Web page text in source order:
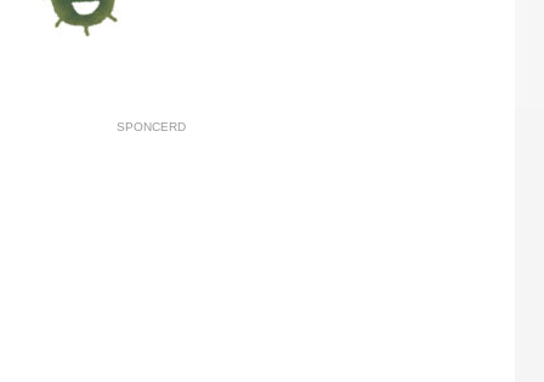
SPONCERD